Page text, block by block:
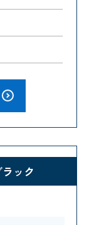
ック